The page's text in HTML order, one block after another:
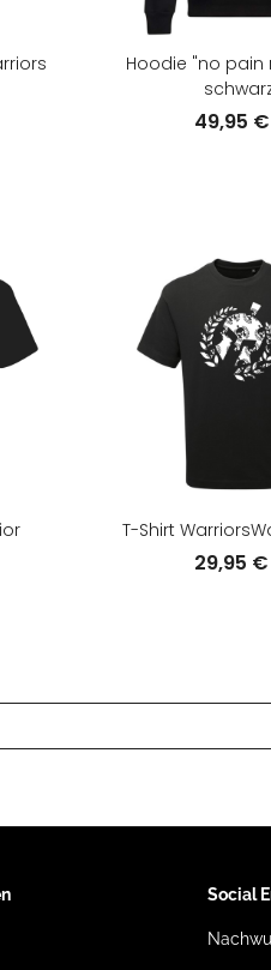
Hoodie "no pain
49,95 €
T-Shirt
29,95 €
Social